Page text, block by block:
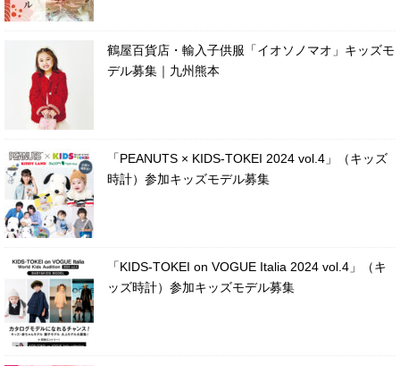
鶴屋百貨店・輸入子供服「イオソノマオ」キッズモ
デル募集｜九州熊本
「PEANUTS × KIDS-TOKEI 2024 vol.4」（キッズ
時計）参加キッズモデル募集
「KIDS-TOKEI on VOGUE Italia 2024 vol.4」（キ
ッズ時計）参加キッズモデル募集